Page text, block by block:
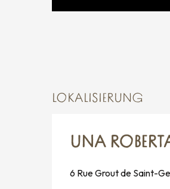
LOKALISIERUNG
UNA
6 Rue Grout de Saint-